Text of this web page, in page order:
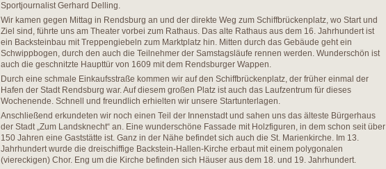
Sportjournalist Gerhard Delling.
Wir kamen gegen Mittag in Rendsburg an und der direkte Weg zum Schiffbrückenplatz, wo Start und
Ziel sind, führte uns am Theater vorbei zum Rathaus. Das alte Rathaus aus dem 16. Jahrhundert ist
ein Backsteinbau mit Treppengiebeln zum Marktplatz hin. Mitten durch das Gebäude geht ein
Schwippbogen, durch den auch die Teilnehmer der Samstagsläufe rennen werden. Wunderschön ist
auch die geschnitzte Haupttür von 1609 mit dem Rendsburger Wappen.
Durch eine schmale Einkaufsstraße kommen wir auf den Schiffbrückenplatz, der früher einmal der
Hafen der Stadt Rendsburg war. Auf diesem großen Platz ist auch das Laufzentrum für dieses
Wochenende. Schnell und freundlich erhielten wir unsere Startunterlagen.
Anschließend erkundeten wir noch einen Teil der Innenstadt und sahen uns das älteste Bürgerhaus
der Stadt „Zum Landsknecht“ an. Eine wunderschöne Fassade mit Holzfiguren, in dem schon seit über
150 Jahren eine Gaststätte ist. Ganz in der Nähe befindet sich auch die St. Marienkirche. Im 13.
Jahrhundert wurde die dreischiffige Backstein-Hallen-Kirche erbaut mit einem polygonalen
(viereckigen) Chor. Eng um die Kirche befinden sich Häuser aus dem 18. und 19. Jahrhundert.